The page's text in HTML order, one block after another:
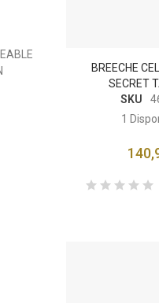
BREECHE
SECRET
SKU
1